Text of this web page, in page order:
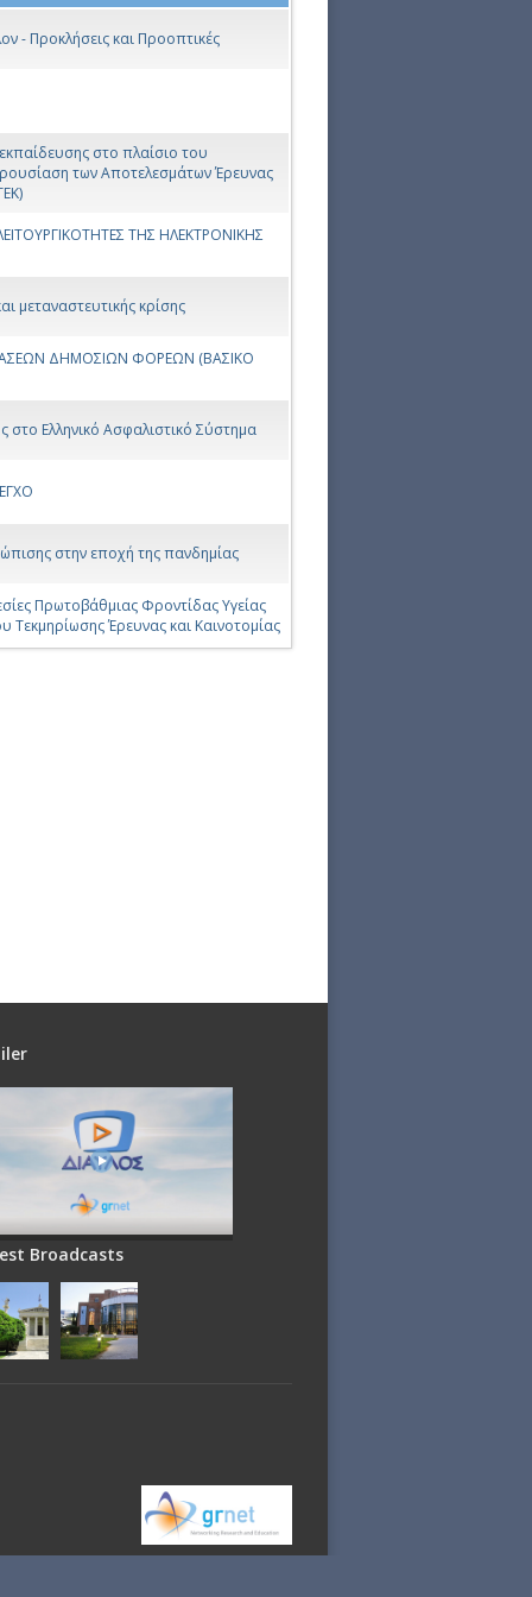
- Προκλήσεις και Προοπτικές
στο πλαίσιο του
των Αποτελεσμάτων Έρευνας
ΤΗΣ ΗΛΕΚΤΡΟΝΙΚΗΣ
μεταναστευτικής κρίσης
ΔΗΜΟΣΙΩΝ ΦΟΡΕΩΝ (ΒΑΣΙΚΟ
στο Ελληνικό Ασφαλιστικό Σύστημα
στην εποχή της πανδημίας
Πρωτοβάθμιας Φροντίδας Υγείας
Έρευνας και Καινοτομίας
Broadcasts